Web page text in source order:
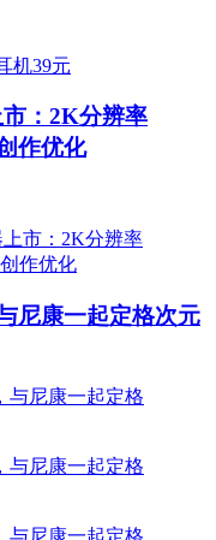
：2K分辨率
作优化
尼康一起定格次元